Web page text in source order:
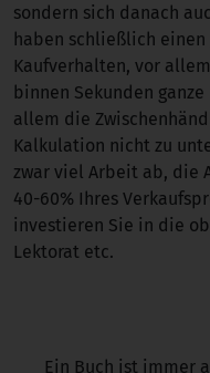
sondern sich danach
haben schließlich einen
Kaufverhalten, vor
binnen Sekunden
allem die
Kalkulation nicht zu
zwar viel Arbeit ab, die
40-60% Ihres
investieren Sie in die
Lektorat etc.
Ein Buch ist immer